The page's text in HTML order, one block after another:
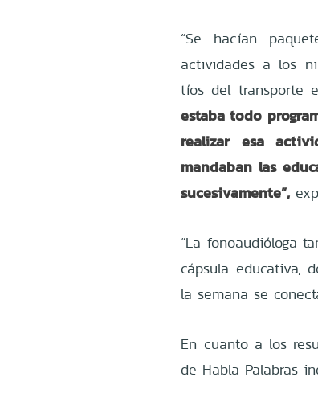
“Se hacían
actividades a los
tíos del transporte
estaba todo
realizar esa
mandaban las
sucesivamente”,
“La fonoaudióloga
cápsula educativa,
la semana se
En cuanto a los
de Habla Palabras